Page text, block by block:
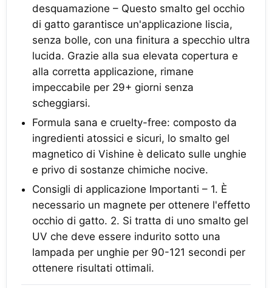
desquamazione – Questo smalto gel occhio
di gatto garantisce un'applicazione liscia,
senza bolle, con una finitura a specchio ultra
lucida. Grazie alla sua elevata copertura e
alla corretta applicazione, rimane
impeccabile per 29+ giorni senza
scheggiarsi.
Formula sana e cruelty-free: composto da
ingredienti atossici e sicuri, lo smalto gel
magnetico di Vishine è delicato sulle unghie
e privo di sostanze chimiche nocive.
Consigli di applicazione Importanti – 1. È
necessario un magnete per ottenere l'effetto
occhio di gatto. 2. Si tratta di uno smalto gel
UV che deve essere indurito sotto una
lampada per unghie per 90-121 secondi per
ottenere risultati ottimali.